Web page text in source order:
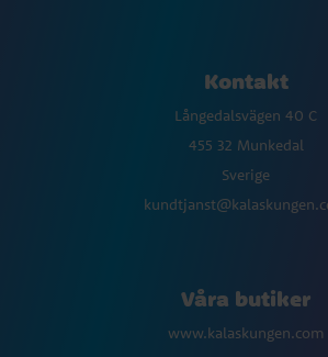
Kontakt
Långedalsvägen 40 C
455 32 Munkedal
Sverige
Våra butiker
www.kalaskungen.com